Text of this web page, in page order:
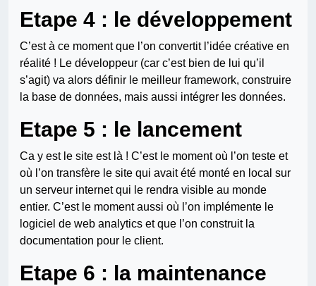
Etape 4 : le développement
C’est à ce moment que l’on convertit l’idée créative en
réalité ! Le développeur (car c’est bien de lui qu’il
s’agit) va alors définir le meilleur framework, construire
la base de données, mais aussi intégrer les données.
Etape 5 : le lancement
Ca y est le site est là ! C’est le moment où l’on teste et
où l’on transfère le site qui avait été monté en local sur
un serveur internet qui le rendra visible au monde
entier. C’est le moment aussi où l’on implémente le
logiciel de web analytics et que l’on construit la
documentation pour le client.
Etape 6 : la maintenance